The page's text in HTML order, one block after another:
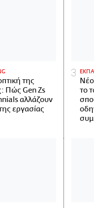
της
Πώς Gen Zs
αλλάζουν
εργασίας
το